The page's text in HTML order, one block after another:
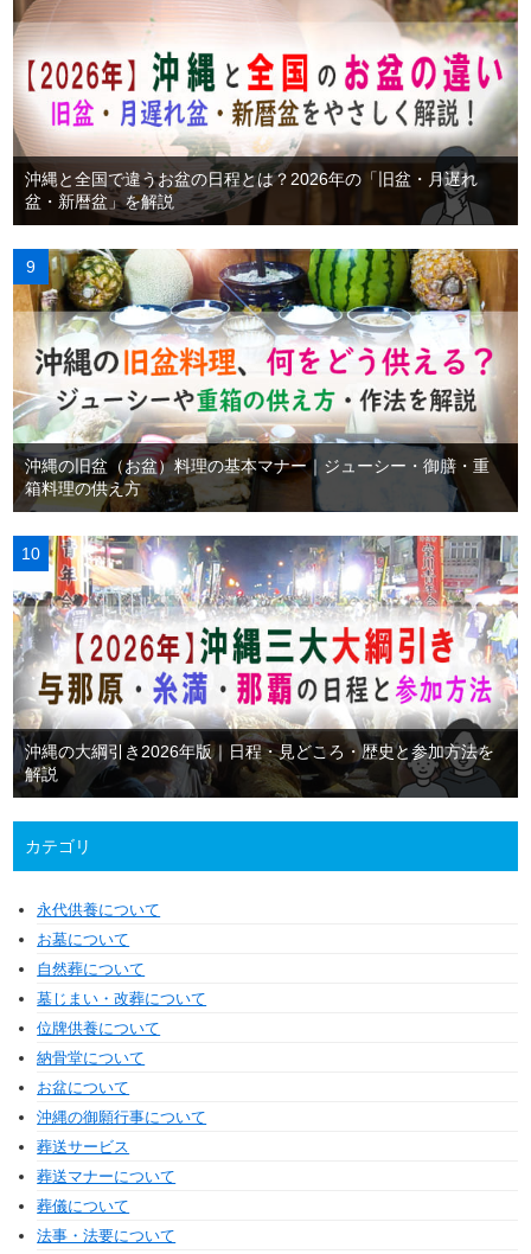
沖縄と全国で違うお盆の日程とは？2026年の「旧盆・月遅れ
盆・新暦盆」を解説
沖縄の旧盆（お盆）料理の基本マナー｜ジューシー・御膳・重
箱料理の供え方
沖縄の大綱引き2026年版｜日程・見どころ・歴史と参加方法を
解説
カテゴリ
永代供養について
お墓について
自然葬について
墓じまい・改葬について
位牌供養について
納骨堂について
お盆について
沖縄の御願行事について
葬送サービス
葬送マナーについて
葬儀について
法事・法要について